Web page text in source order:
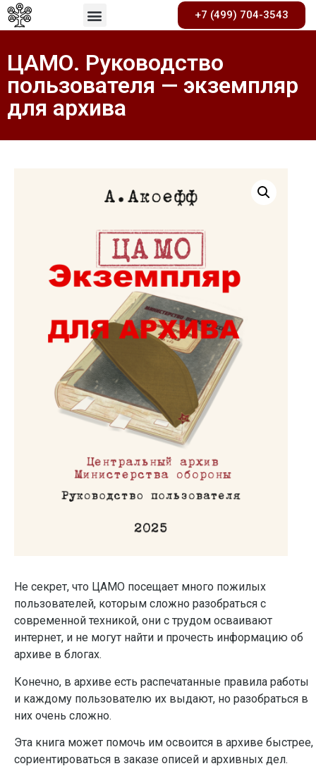
+7 (499) 704-3543
ЦАМО. Руководство
пользователя — экземпляр
для архива
Не секрет, что ЦАМО посещает много пожилых
пользователей, которым сложно разобраться с
современной техникой, они с трудом осваивают
интернет, и не могут найти и прочесть информацию об
архиве в блогах.
Конечно, в архиве есть распечатанные правила работы
и каждому пользователю их выдают, но разобраться в
них очень сложно.
Эта книга может помочь им освоится в архиве быстрее,
сориентироваться в заказе описей и архивных дел.